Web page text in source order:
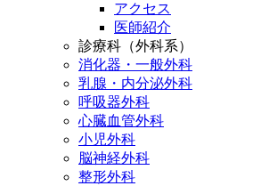
アクセス
医師紹介
診療科（外科系）
消化器・一般外科
乳腺・内分泌外科
呼吸器外科
心臓血管外科
小児外科
脳神経外科
整形外科